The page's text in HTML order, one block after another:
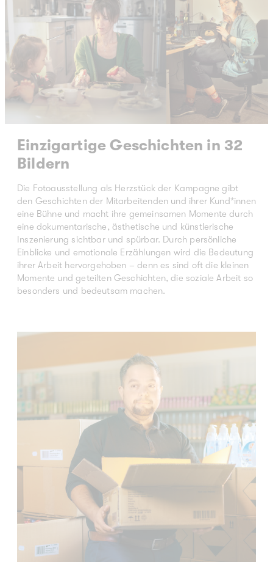
Einzigartige Geschichten in 32
Bildern
Die Fotoausstellung als Herzstück der Kampagne gibt
den Geschichten der Mitarbeitenden und ihrer Kund*innen
eine Bühne und macht ihre gemeinsamen Momente durch
eine dokumentarische, ästhetische und künstlerische
Inszenierung sichtbar und spürbar. Durch persönliche
Einblicke und emotionale Erzählungen wird die Bedeutung
ihrer Arbeit hervorgehoben – denn es sind oft die kleinen
Momente und geteilten Geschichten, die soziale Arbeit so
besonders und bedeutsam machen.